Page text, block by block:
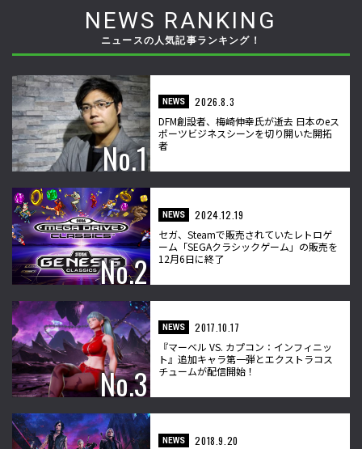
NEWS RANKING
ニュースの人気記事ランキング！
NEWS
2026.8.3
DFM創設者、梅崎伸幸氏が逝去 日本のeス
ポーツビジネスシーンを切り開いた開拓
者
NEWS
2024.12.19
セガ、Steamで販売されていたレトロゲ
ーム「SEGAクラシックゲーム」の販売を
12月6日に終了
NEWS
2017.10.17
『マーベル VS. カプコン：インフィニッ
ト』追加キャラ第一弾とエクストラコス
チュームが配信開始！
NEWS
2018.9.20